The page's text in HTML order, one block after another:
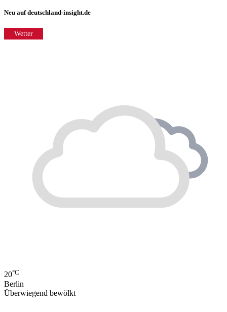
Neu auf deutschland-insight.de
Wetter
20°C
Berlin
Überwiegend bewölkt